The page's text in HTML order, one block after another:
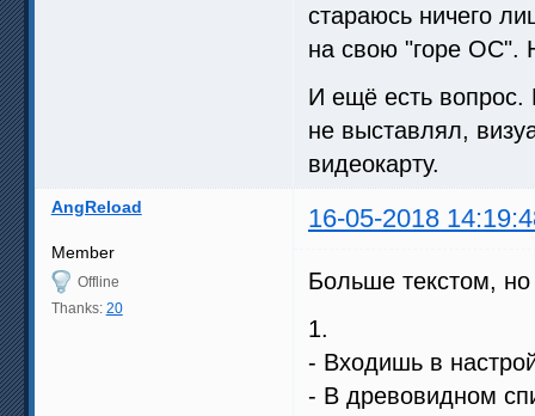
стараюсь ничего
на свою "горе ОС".
И ещё есть вопрос.
не выставлял,
видеокарту.
AngReload 16-05-2018
Member
Offline
Thanks: 20
Больше текстом,
1.
- Входишь в
- В древовидном